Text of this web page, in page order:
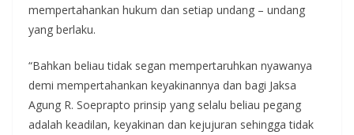
mempertahankan hukum dan setiap undang – undang
yang berlaku.
“Bahkan beliau tidak segan mempertaruhkan nyawanya
demi mempertahankan keyakinannya dan bagi Jaksa
Agung R. Soeprapto prinsip yang selalu beliau pegang
adalah keadilan, keyakinan dan kejujuran sehingga tidak